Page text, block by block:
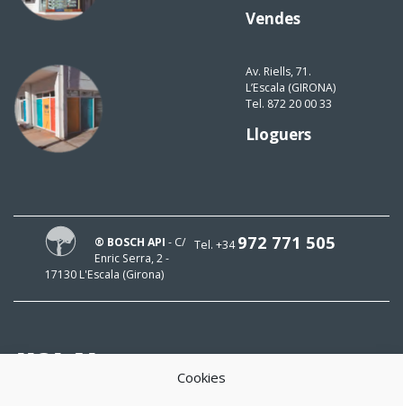
Cookies
Vendes
Av. Riells, 71.
L’Escala (GIRONA)
Tel. 872 20 00 33
Lloguers
Tel. +34972 771 505
® BOSCH API - C/
Enric Serra, 2 -
17130 L'Escala (Girona)
HOLA!